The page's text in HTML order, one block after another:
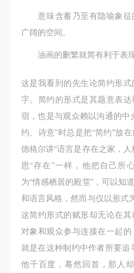
意味含蓄乃至有隐喻象
广阔的空间。
油画的删繁就简有利于表
这是我看到的先生论简约形
字。简约的形式是其题意表
宿，也是与观众赖以沟通的中
约、诗意”时总是把“简约"放
德格尔讲“语言是存在之家，
思“存在”一样，他把自己所
为“情感栖居的殿堂”，可以知
和语言风格，然而与仅以形式
这简约形式的赋形却无论在
对象和观众参与连接在一起
就是在这种制约中作者所要
他千百度，蓦然回首，那人